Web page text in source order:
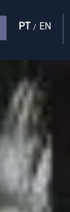
PT / EN